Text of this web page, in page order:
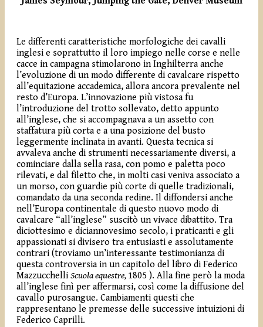
Le differenti caratteristiche morfologiche dei cavalli
inglesi e soprattutto il loro impiego nelle corse e nelle
cacce in campagna stimolarono in Inghilterra anche
l’evoluzione di un modo differente di cavalcare rispetto
all’equitazione accademica, allora ancora prevalente nel
resto d’Europa. L’innovazione più vistosa fu
l’introduzione del trotto sollevato, detto appunto
all’inglese, che si accompagnava a un assetto con
staffatura più corta e a una posizione del busto
leggermente inclinata in avanti. Questa tecnica si
avvaleva anche di strumenti necessariamente diversi, a
cominciare dalla sella rasa, con pomo e paletta poco
rilevati, e dal filetto che, in molti casi veniva associato a
un morso, con guardie più corte di quelle tradizionali,
comandato da una seconda redine. Il diffondersi anche
nell’Europa continentale di questo nuovo modo di
cavalcare “all’inglese” suscitò un vivace dibattito. Tra
diciottesimo e diciannovesimo secolo, i praticanti e gli
appassionati si divisero tra entusiasti e assolutamente
contrari (troviamo un’interessante testimonianza di
questa controversia in un capitolo del libro di Federico
Mazzucchelli Scuola equestre, 1805 ). Alla fine però la moda
all’inglese finì per affermarsi, così come la diffusione del
cavallo purosangue. Cambiamenti questi che
rappresentano le premesse delle successive intuizioni di
Federico Caprilli.